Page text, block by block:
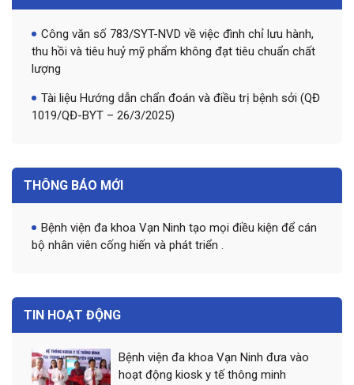
Công văn số 783/SYT-NVD về việc đình chỉ lưu hành,
thu hồi và tiêu huỷ mỹ phẩm không đạt tiêu chuẩn chất
lượng
Tài liệu Hướng dẫn chẩn đoán và điều trị bệnh sởi (QĐ
1019/QĐ-BYT – 26/3/2025)
THÔNG BÁO MỚI
Bệnh viện đa khoa Vạn Ninh tạo mọi điều kiện để cán
bộ nhân viên cống hiến và phát triển .
TIN HOẠT ĐỘNG
Bệnh viện đa khoa Vạn Ninh đưa vào
hoạt động kiosk y tế thông minh